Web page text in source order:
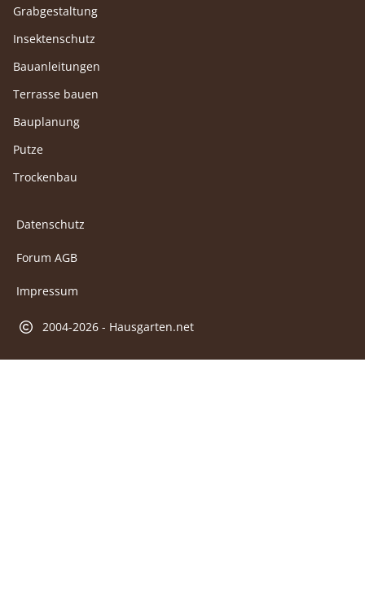
Grabgestaltung
Insektenschutz
Bauanleitungen
Terrasse bauen
Bauplanung
Putze
Trockenbau
Datenschutz
Forum AGB
Impressum
2004-2026 - Hausgarten.net